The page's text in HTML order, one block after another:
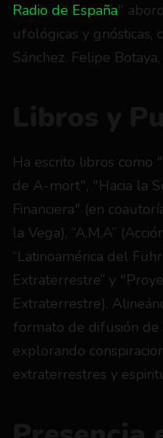
Radio de España"
ufológicas y gnósticas,
Sánchez. Felipe
Ha escrito libros como
de A-mort", "Hacia la
Financiera" (en
la Vega), “A.M.A”
“Latinoamérica del
Extraterrestre” y
Extraterrestre).
formato de difusión de
explorando
extraterrestres y